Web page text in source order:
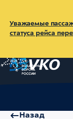
Уважаемые
статуса рейса
Назад